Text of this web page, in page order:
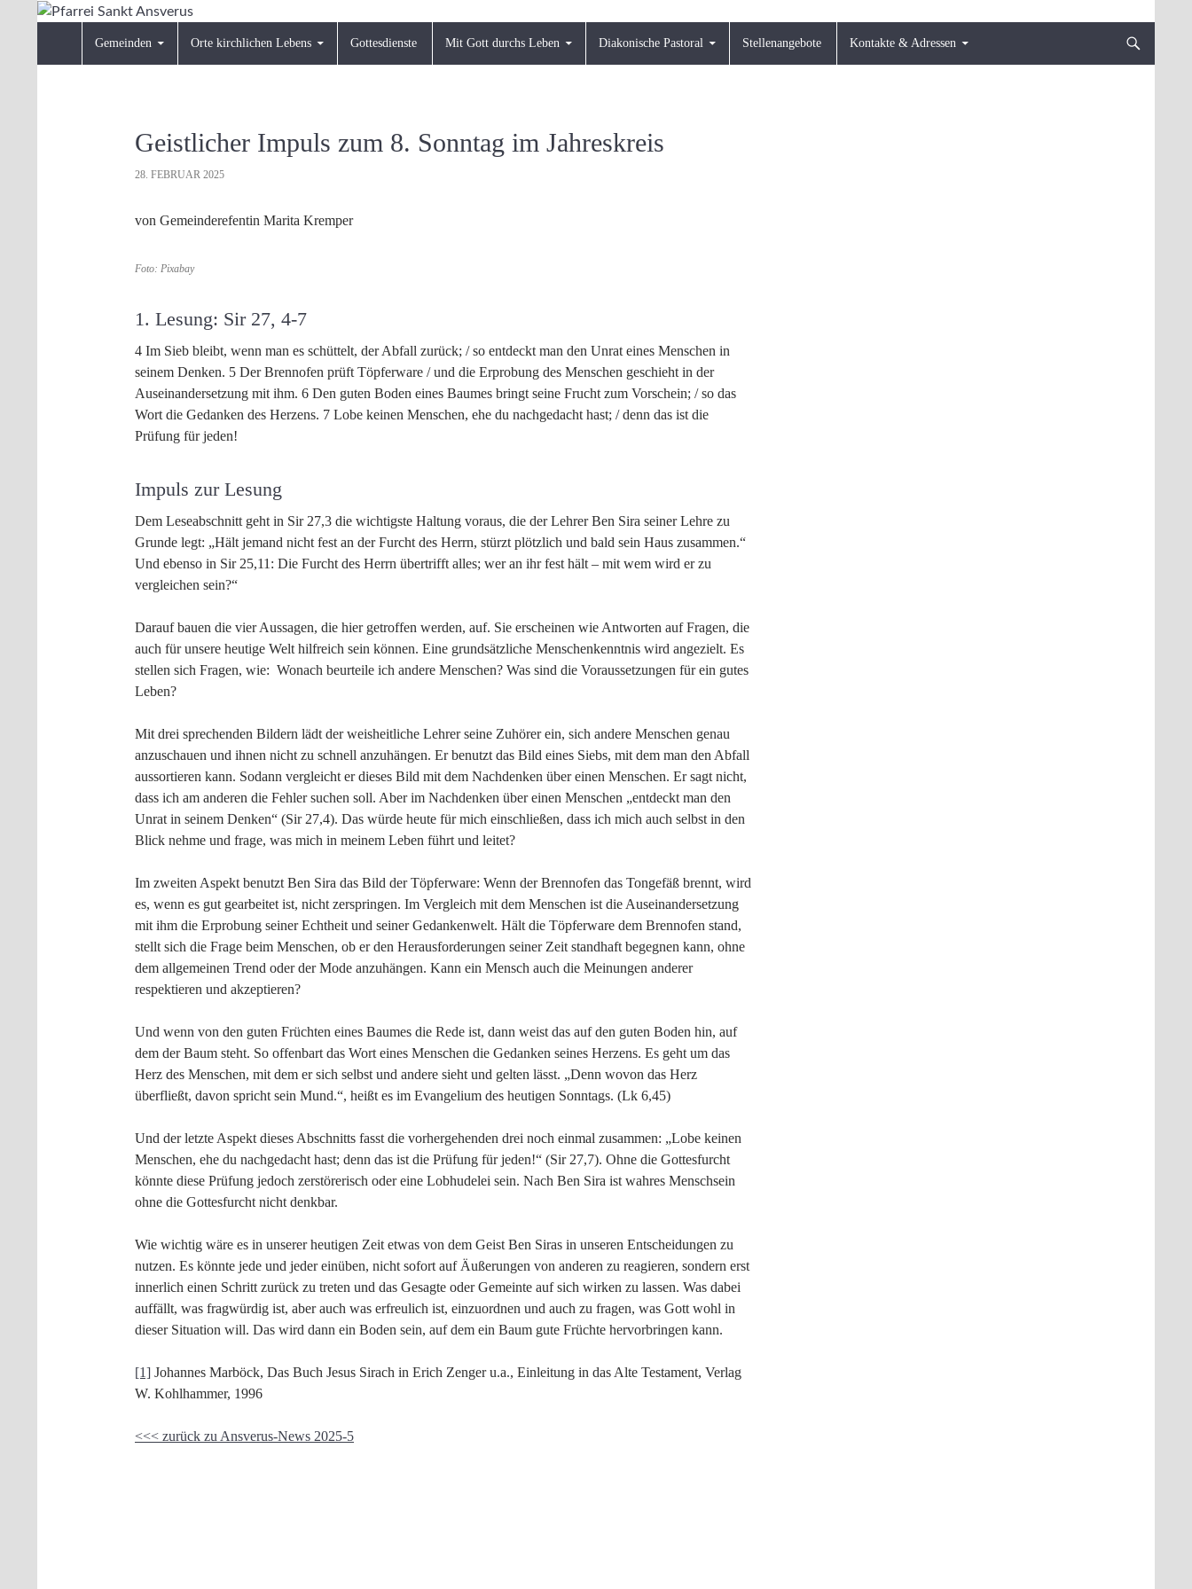
Pfarrei Sankt Ansverus
Gemeinden Orte kirchlichen Lebens Gottesdienste Mit Gott durchs Leben Diakonische Pastoral Stellenangebote Kontakte & Adressen
Geistlicher Impuls zum 8. Sonntag im Jahreskreis
28. FEBRUAR 2025
von Gemeinderefentin Marita Kremper
Foto: Pixabay
1. Lesung: Sir 27, 4-7
4 Im Sieb bleibt, wenn man es schüttelt, der Abfall zurück; / so entdeckt man den Unrat eines Menschen in
seinem Denken. 5 Der Brennofen prüft Töpferware / und die Erprobung des Menschen geschieht in der
Auseinandersetzung mit ihm. 6 Den guten Boden eines Baumes bringt seine Frucht zum Vorschein; / so das
Wort die Gedanken des Herzens. 7 Lobe keinen Menschen, ehe du nachgedacht hast; / denn das ist die
Prüfung für jeden!
Impuls zur Lesung
Dem Leseabschnitt geht in Sir 27,3 die wichtigste Haltung voraus, die der Lehrer Ben Sira seiner Lehre zu
Grunde legt: „Hält jemand nicht fest an der Furcht des Herrn, stürzt plötzlich und bald sein Haus zusammen.“
Und ebenso in Sir 25,11: Die Furcht des Herrn übertrifft alles; wer an ihr fest hält – mit wem wird er zu
vergleichen sein?“
Darauf bauen die vier Aussagen, die hier getroffen werden, auf. Sie erscheinen wie Antworten auf Fragen, die
auch für unsere heutige Welt hilfreich sein können. Eine grundsätzliche Menschenkenntnis wird angezielt. Es
stellen sich Fragen, wie: Wonach beurteile ich andere Menschen? Was sind die Voraussetzungen für ein gutes
Leben?
Mit drei sprechenden Bildern lädt der weisheitliche Lehrer seine Zuhörer ein, sich andere Menschen genau
anzuschauen und ihnen nicht zu schnell anzuhängen. Er benutzt das Bild eines Siebs, mit dem man den Abfall
aussortieren kann. Sodann vergleicht er dieses Bild mit dem Nachdenken über einen Menschen. Er sagt nicht,
dass ich am anderen die Fehler suchen soll. Aber im Nachdenken über einen Menschen „entdeckt man den
Unrat in seinem Denken“ (Sir 27,4). Das würde heute für mich einschließen, dass ich mich auch selbst in den
Blick nehme und frage, was mich in meinem Leben führt und leitet?
Im zweiten Aspekt benutzt Ben Sira das Bild der Töpferware: Wenn der Brennofen das Tongefäß brennt, wird
es, wenn es gut gearbeitet ist, nicht zerspringen. Im Vergleich mit dem Menschen ist die Auseinandersetzung
mit ihm die Erprobung seiner Echtheit und seiner Gedankenwelt. Hält die Töpferware dem Brennofen stand,
stellt sich die Frage beim Menschen, ob er den Herausforderungen seiner Zeit standhaft begegnen kann, ohne
dem allgemeinen Trend oder der Mode anzuhängen. Kann ein Mensch auch die Meinungen anderer
respektieren und akzeptieren?
Und wenn von den guten Früchten eines Baumes die Rede ist, dann weist das auf den guten Boden hin, auf
dem der Baum steht. So offenbart das Wort eines Menschen die Gedanken seines Herzens. Es geht um das
Herz des Menschen, mit dem er sich selbst und andere sieht und gelten lässt. „Denn wovon das Herz
überfließt, davon spricht sein Mund.“, heißt es im Evangelium des heutigen Sonntags. (Lk 6,45)
Und der letzte Aspekt dieses Abschnitts fasst die vorhergehenden drei noch einmal zusammen: „Lobe keinen
Menschen, ehe du nachgedacht hast; denn das ist die Prüfung für jeden!“ (Sir 27,7). Ohne die Gottesfurcht
könnte diese Prüfung jedoch zerstörerisch oder eine Lobhudelei sein. Nach Ben Sira ist wahres Menschsein
ohne die Gottesfurcht nicht denkbar.
Wie wichtig wäre es in unserer heutigen Zeit etwas von dem Geist Ben Siras in unseren Entscheidungen zu
nutzen. Es könnte jede und jeder einüben, nicht sofort auf Äußerungen von anderen zu reagieren, sondern erst
innerlich einen Schritt zurück zu treten und das Gesagte oder Gemeinte auf sich wirken zu lassen. Was dabei
auffällt, was fragwürdig ist, aber auch was erfreulich ist, einzuordnen und auch zu fragen, was Gott wohl in
dieser Situation will. Das wird dann ein Boden sein, auf dem ein Baum gute Früchte hervorbringen kann.
[1] Johannes Marböck, Das Buch Jesus Sirach in Erich Zenger u.a., Einleitung in das Alte Testament, Verlag
W. Kohlhammer, 1996
<<< zurück zu Ansverus-News 2025-5